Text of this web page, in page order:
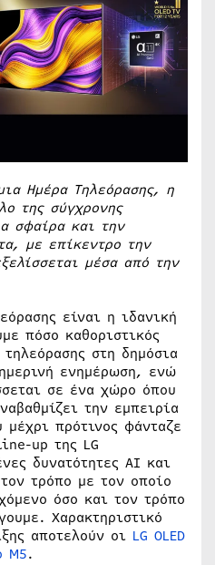
Ημέρα Τηλεόρασης, η
της σύγχρονης
σφαίρα και την
με επίκεντρο την
μέσα από την
είναι η ιδανική
πόσο καθοριστικός
στη δημόσια
ενημέρωση, ενώ
σε ένα χώρο όπου
την εμπειρία
πρότινος φάνταζε
up της LG
δυνατότητες AI και
τρόπο με τον οποίο
όσο και τον τρόπο
Χαρακτηριστικό
αποτελούν οι LG OLED
M5.